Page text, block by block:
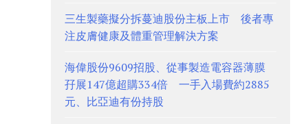
三生製藥擬分拆蔓迪股份主板上市 後者專
注皮膚健康及體重管理解決方案
海偉股份9609招股、從事製造電容器薄膜
孖展147億超購334倍 一手入場費約2885
元、比亞迪有份持股